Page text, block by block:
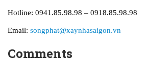
Hotline: 0941.85.98.98 – 0918.85.98.98
Email: songphat@xaynhasaigon.vn
Comments